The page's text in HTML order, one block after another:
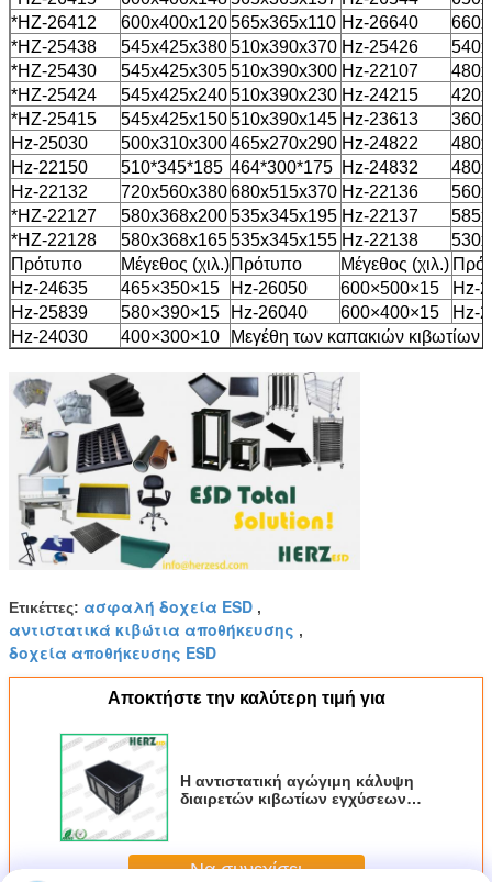
*HZ-26412
600x400x120565x365x110 Hz-26640
*HZ-25438
545x425x380510x390x370 Hz-25426
*HZ-25430
545x425x305510x390x300 Hz-22107
*HZ-25424
545x425x240510x390x230 Hz-24215
*HZ-25415
545x425x150510x390x145 Hz-23613
Hz-25030
500x310x300465x270x290 Hz-24822
Hz-22150
510*345*185 464*300*175 Hz-24832
Hz-22132
720x560x380680x515x370 Hz-22136
*HZ-22127
580x368x200535x345x195 Hz-22137
*HZ-22128
580x368x165535x345x155 Hz-22138
Πρότυπο
Μέγεθος (χιλ.)Πρότυπο Μέγεθος (χιλ.)
Hz-24635
465×350×15 Hz-26050 600×500×15
Hz-
Hz-25839
580×390×15 Hz-26040 600×400×15
Hz-
Hz-24030
400×300×10 Μεγέθη των καπακιών κιβωτίων
Ετικέττες: ασφαλή δοχεία ESD ,
αντιστατικά κιβώτια αποθήκευσης ,
δοχεία αποθήκευσης ESD
Αποκτήστε την καλύτερη τιμή για
Η αντιστατική αγώγιμη κάλυψη
διαιρετών κιβωτίων εγχύσεων
Να συνεχίσει